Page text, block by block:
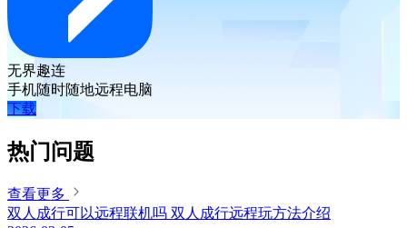
无界趣连
手机随时随地远程电脑
下载
热门问题
查看更多
双人成行可以远程联机吗 双人成行远程玩方法介绍